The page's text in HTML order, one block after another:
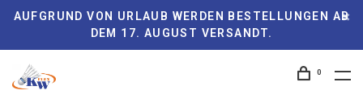
AUFGRUND VON URLAUB WERDEN BESTELLUNGEN AB
DEM 17. AUGUST VERSANDT.
0